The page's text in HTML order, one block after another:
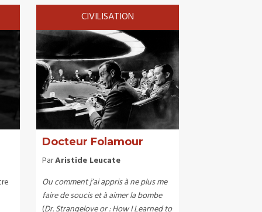
CIVILISATION
Docteur Folamour
ParAristide Leucate
Ou comment j’ai appris à ne plus me
faire de soucis et à aimer la bombe
(Dr. Strangelove or : How I Learned to